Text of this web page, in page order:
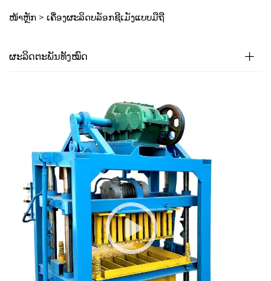
ຕິດຕໍ່ພວກເຮົາ
ໜ້າຫຼັກ > ເຄື່ອງຜະລິດບລັອກຊີເມັງແບບມືຖື
ຜະລິດຕະພັນທັງໝົດ